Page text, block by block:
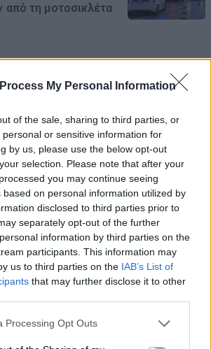
My Personal Information
of the sale, sharing to third parties, or
or sensitive information for
by us, please use the below opt-out
selection. Please note that after your
you may continue seeing
based on personal information utilized by
disclosed to third parties prior to
separately opt-out of the further
information by third parties on the
participants. This information may
us to third parties on the IAB’s List of
that may further disclose it to other
Processing Opt Outs
από τη μοτοσικλέτα
πόροι για την
τα φώτα του
σε Τύρναβο,
Βρυότοπο και
του ΔΕΔΔΗΕ
στην Ελλάδα – Πώς μια
θάλασσα 80 μίλια για
έναν 30χρονο